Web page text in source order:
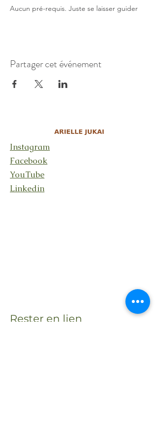
Aucun pré-requis. Juste se laisser guider
Inscription obligatoire car les places sont
limitées afin de préserver l'espace suffisant
pleinement dans leur mouvement
Partager cet événement
Instagram
Facebook
YouTube
Linkedin
Rester en lien